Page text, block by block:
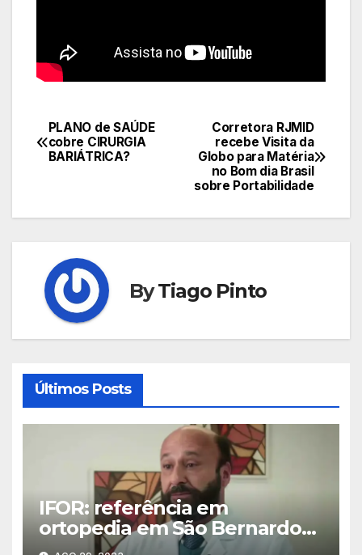
Navegação
de
Corretora RJMID
recebe Visita da
Globo para Matéria
no Bom dia Brasil
sobre Portabilidade
PLANO de SAÚDE
cobre CIRURGIA
BARIÁTRICA?
ByTiago Pinto
Últimos Posts
IFOR: referência em
ortopedia em São Bernardo
do Campo